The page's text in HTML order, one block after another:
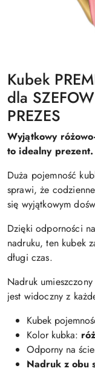
Kubek
dla
PREZES
Wyjątkowy
to idealny prezent.
Duża pojemność
sprawi, że
się wyjątkowym
Dzięki odporności
nadruku, ten kubek
długi czas.
Nadruk
jest widoczny z
Kubek
Kolor kubka:
Odporny na
Nadruk z obu